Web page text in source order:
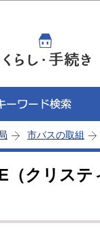
市バスの取組
（クリステ